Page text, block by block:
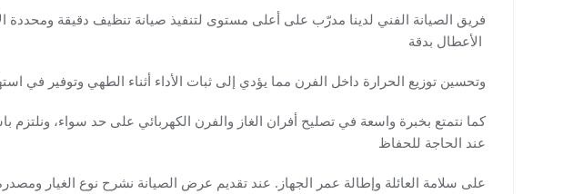
فريق الصيانة الفني لدينا مدرّب على أعلى مستوى لتنفيذ صيانة تنظيف دقيقة ومحددة
الأعطال بدقة
وتحسين توزيع الحرارة داخل الفرن مما يؤدي إلى ثبات الأداء أثناء الطهي وتوفير في
كما نتمتع بخبرة واسعة في تصليح أفران الغاز والفرن الكهربائي على حد سواء، ونلتزم
عند الحاجة للحفاظ
على سلامة العائلة وإطالة عمر الجهاز. عند تقديم عرض الصيانة نشرح نوع الغيار